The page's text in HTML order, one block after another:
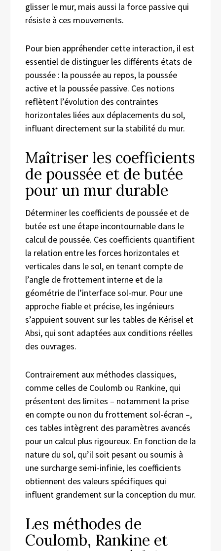
glisser le mur, mais aussi la force passive qui
résiste à ces mouvements.
Pour bien appréhender cette interaction, il est
essentiel de distinguer les différents états de
poussée : la poussée au repos, la poussée
active et la poussée passive. Ces notions
reflètent l’évolution des contraintes
horizontales liées aux déplacements du sol,
influant directement sur la stabilité du mur.
Maîtriser les coefficients
de poussée et de butée
pour un mur durable
Déterminer les coefficients de poussée et de
butée est une étape incontournable dans le
calcul de poussée. Ces coefficients quantifient
la relation entre les forces horizontales et
verticales dans le sol, en tenant compte de
l’angle de frottement interne et de la
géométrie de l’interface sol-mur. Pour une
approche fiable et précise, les ingénieurs
s’appuient souvent sur les tables de Kérisel et
Absi, qui sont adaptées aux conditions réelles
des ouvrages.
Contrairement aux méthodes classiques,
comme celles de Coulomb ou Rankine, qui
présentent des limites – notamment la prise
en compte ou non du frottement sol-écran –,
ces tables intègrent des paramètres avancés
pour un calcul plus rigoureux. En fonction de la
nature du sol, qu’il soit pesant ou soumis à
une surcharge semi-infinie, les coefficients
obtiennent des valeurs spécifiques qui
influent grandement sur la conception du mur.
Les méthodes de
Coulomb, Rankine et